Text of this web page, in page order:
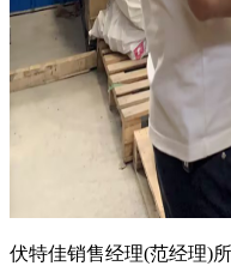
伏特佳销售经理(范经理)